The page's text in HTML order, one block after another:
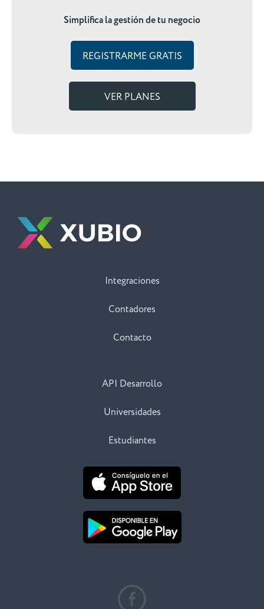
Simplifica la gestión de tu negocio
REGISTRARME GRATIS
VER PLANES
Integraciones
Contadores
Contacto
API Desarrollo
Universidades
Estudiantes